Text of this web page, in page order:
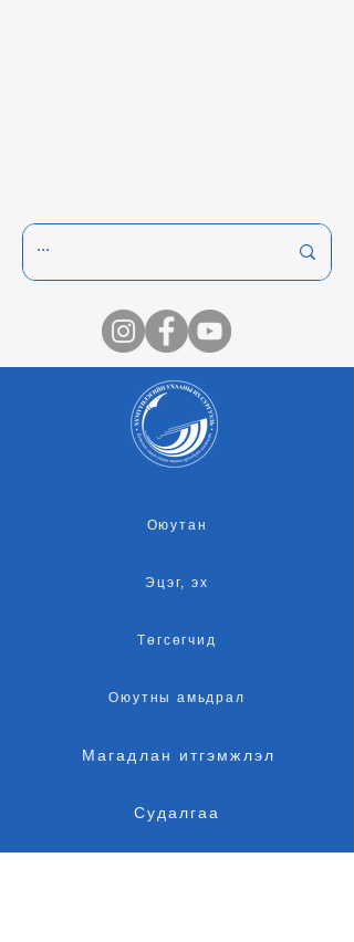
Оюутан
Эцэг, эх
Төгсөгчид
Оюутны амьдрал
Магадлан итгэмжлэл
Судалгаа